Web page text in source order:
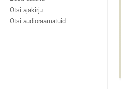
Otsi ajakirju
Otsi audioraamatuid